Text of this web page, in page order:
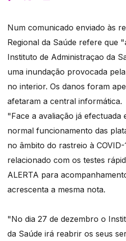
Num comunicado enviado às
Regional da Saúde refere que
Instituto de Administraçao da
uma inundação provocada
no interior. Os danos foram
afetaram a central informática.
"Face a avaliação já efectuada
normal funcionamento das
no âmbito do rastreio à
relacionado com os testes
ALERTA para
acrescenta a mesma nota.
"No dia 27 de dezembro o
da Saúde irá reabrir os seus